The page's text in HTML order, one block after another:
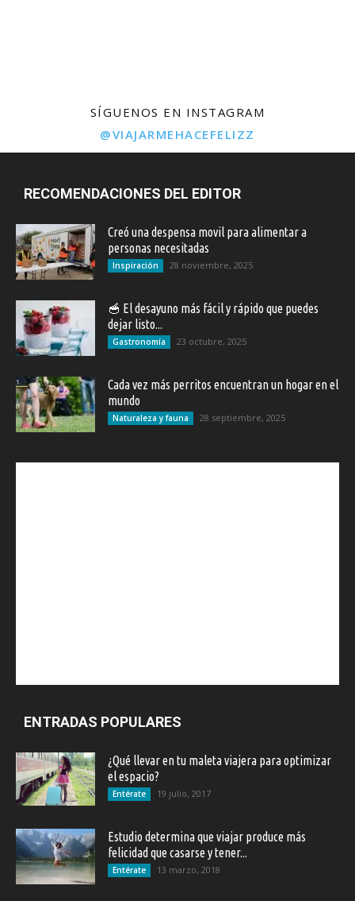
SÍGUENOS EN INSTAGRAM
@VIAJARMEHACEFELIZZ
RECOMENDACIONES DEL EDITOR
Creó una despensa movil para alimentar a
personas necesitadas
Inspiración 28 noviembre, 2025
🥣 El desayuno más fácil y rápido que puedes
dejar listo...
Gastronomía 23 octubre, 2025
Cada vez más perritos encuentran un hogar en el
mundo
Naturaleza y fauna 28 septiembre, 2025
ENTRADAS POPULARES
¿Qué llevar en tu maleta viajera para optimizar
el espacio?
Entérate 19 julio, 2017
Estudio determina que viajar produce más
felicidad que casarse y tener...
Entérate 13 marzo, 2018